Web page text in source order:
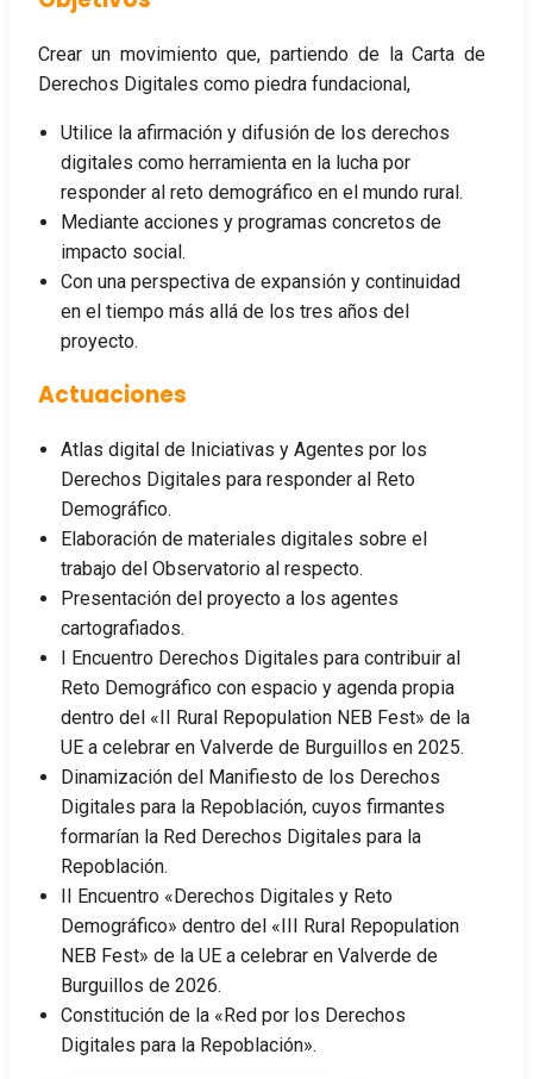
Crear un movimiento que, partiendo de la Carta de
Derechos Digitales como piedra fundacional,
Utilice la afirmación y difusión de los derechos
digitales como herramienta en la lucha por
responder al reto demográfico en el mundo rural.
Mediante acciones y programas concretos de
impacto social.
Con una perspectiva de expansión y continuidad
en el tiempo más allá de los tres años del
proyecto.
Actuaciones
Atlas digital de Iniciativas y Agentes por los
Derechos Digitales para responder al Reto
Demográfico.
Elaboración de materiales digitales sobre el
trabajo del Observatorio al respecto.
Presentación del proyecto a los agentes
cartografiados.
I Encuentro Derechos Digitales para contribuir al
Reto Demográfico con espacio y agenda propia
dentro del «II Rural Repopulation NEB Fest» de la
UE a celebrar en Valverde de Burguillos en 2025.
Dinamización del Manifiesto de los Derechos
Digitales para la Repoblación, cuyos firmantes
formarían la Red Derechos Digitales para la
Repoblación.
II Encuentro «Derechos Digitales y Reto
Demográfico» dentro del «III Rural Repopulation
NEB Fest» de la UE a celebrar en Valverde de
Burguillos de 2026.
Constitución de la «Red por los Derechos
Digitales para la Repoblación».